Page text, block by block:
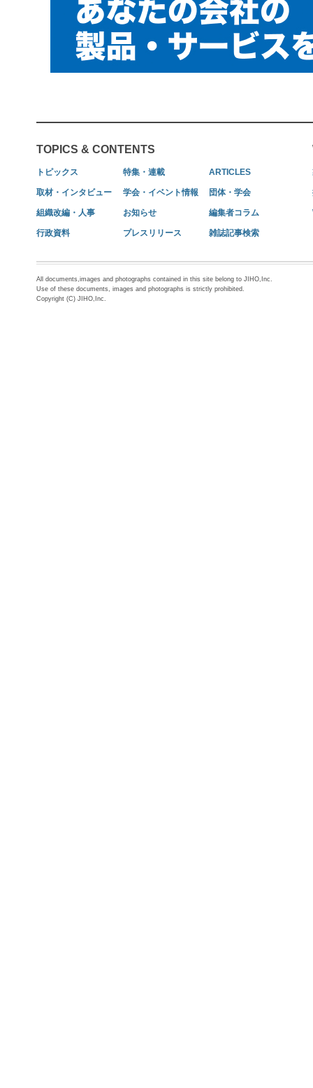
TOPICS & CONTENTS
トピックス 特集・連載 ARTICLES
取材・インタビュー 学会・イベント情報 団体・学会
組織改編・人事 お知らせ 編集者コラム
行政資料 プレスリリース 雑誌記事検索
All documents,images and photographs contained in this site belong to JIHO,Inc.
Use of these documents, images and photographs is strictly prohibited.
Copyright (C) JIHO,Inc.